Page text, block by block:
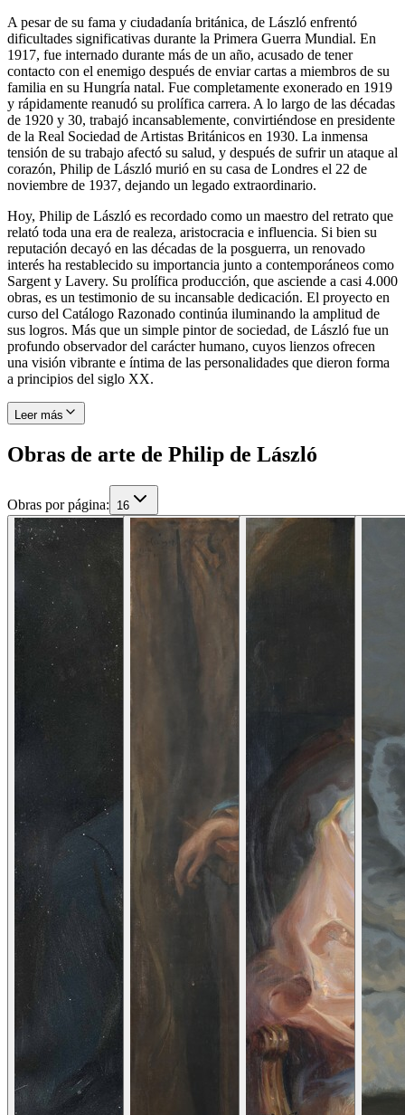
A pesar de su fama y ciudadanía británica, de László enfrentó
dificultades significativas durante la Primera Guerra Mundial. En
1917, fue internado durante más de un año, acusado de tener
contacto con el enemigo después de enviar cartas a miembros de su
familia en su Hungría natal. Fue completamente exonerado en 1919
y rápidamente reanudó su prolífica carrera. A lo largo de las décadas
de 1920 y 30, trabajó incansablemente, convirtiéndose en presidente
de la Real Sociedad de Artistas Británicos en 1930. La inmensa
tensión de su trabajo afectó su salud, y después de sufrir un ataque al
corazón, Philip de László murió en su casa de Londres el 22 de
noviembre de 1937, dejando un legado extraordinario.
Hoy, Philip de László es recordado como un maestro del retrato que
relató toda una era de realeza, aristocracia e influencia. Si bien su
reputación decayó en las décadas de la posguerra, un renovado
interés ha restablecido su importancia junto a contemporáneos como
Sargent y Lavery. Su prolífica producción, que asciende a casi 4.000
obras, es un testimonio de su incansable dedicación. El proyecto en
curso del Catálogo Razonado continúa iluminando la amplitud de
sus logros. Más que un simple pintor de sociedad, de László fue un
profundo observador del carácter humano, cuyos lienzos ofrecen
una visión vibrante e íntima de las personalidades que dieron forma
a principios del siglo XX.
Leer más
Obras de arte de Philip de László
Obras por página: 16